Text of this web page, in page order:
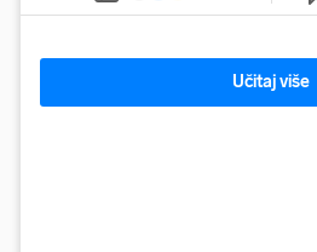
Učitaj više